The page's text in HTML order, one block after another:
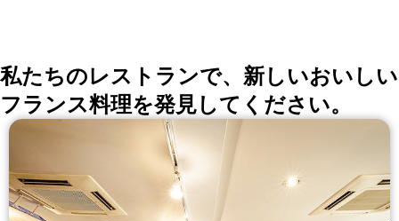
私たちのレストランで、新しいおいしい
フランス料理を発見してください。